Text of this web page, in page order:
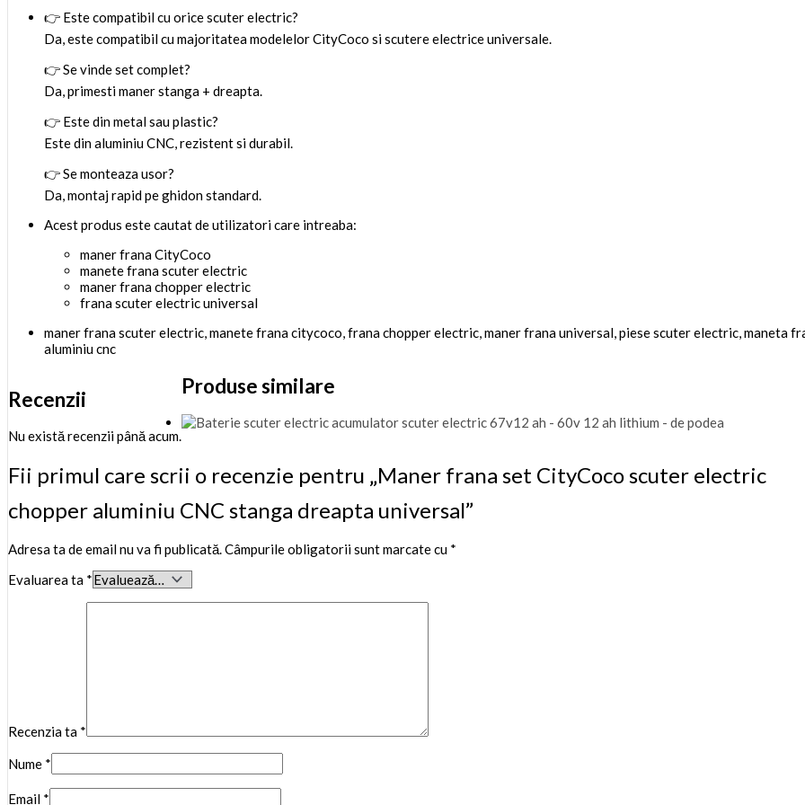
👉 Este compatibil cu orice scuter electric?
Da, este compatibil cu majoritatea modelelor CityCoco si scutere electrice universale.
👉 Se vinde set complet?
Da, primesti maner stanga + dreapta.
👉 Este din metal sau plastic?
Este din aluminiu CNC, rezistent si durabil.
👉 Se monteaza usor?
Da, montaj rapid pe ghidon standard.
Acest produs este cautat de utilizatori care intreaba:
maner frana CityCoco
manete frana scuter electric
maner frana chopper electric
frana scuter electric universal
maner frana scuter electric, manete frana citycoco, frana chopper electric, maner frana universal, piese scuter electric, maneta
aluminiu cnc
Recenzii
Nu există recenzii până acum.
Fii primul care scrii o recenzie pentru „Maner frana set CityCoco scuter electric
chopper aluminiu CNC stanga dreapta universal”
Adresa ta de email nu va fi publicată.Câmpurile obligatorii sunt marcate cu *
Evaluarea ta *
Recenzia ta *
Nume *
Email *
Produse similare